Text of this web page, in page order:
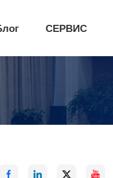
СЕРВИС